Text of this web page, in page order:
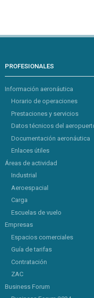
PROFESIONALES
Información aeronáutica
Horario de operaciones
Prestaciones y servicios
Datos técnicos del
Documentación aeronáutica
Enlaces útiles
Áreas de actividad
Industrial
Aeroespacial
Carga
Escuelas de vuelo
Empresas
Espacios comerciales
Guía de tarifas
Contratación
ZAC
Business Forum